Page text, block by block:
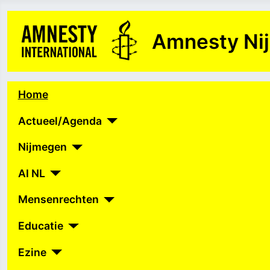
Amnesty
Home
Actueel/Agenda
Nijmegen
AI NL
Mensenrechten
Educatie
Ezine